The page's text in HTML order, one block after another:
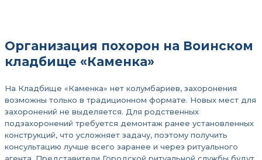
Организация похорон на Воинском
кладбище «Каменка»
На Кладбище «Каменка» нет колумбариев, захоронения
возможны только в традиционном формате. Новых мест для
захоронений не выделяется. Для родственных
подзахоронений требуется демонтаж ранее установленных
конструкций, что усложняет задачу, поэтому получить
консультацию лучше всего заранее и через ритуального